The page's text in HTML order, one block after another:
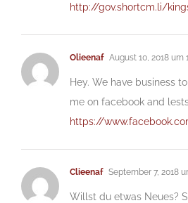
http://gov.shortcm.li/
Olieenaf August 10, 2018 um
Hey. We have business
me on facebook and
https://
Clieenaf September 7, 2018
Willst du etwas Neues?